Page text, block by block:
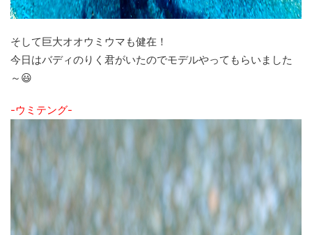
そして巨大オオウミウマも健在！
今日はバディのりく君がいたのでモデルやってもらいました
～😃
-ウミテング-